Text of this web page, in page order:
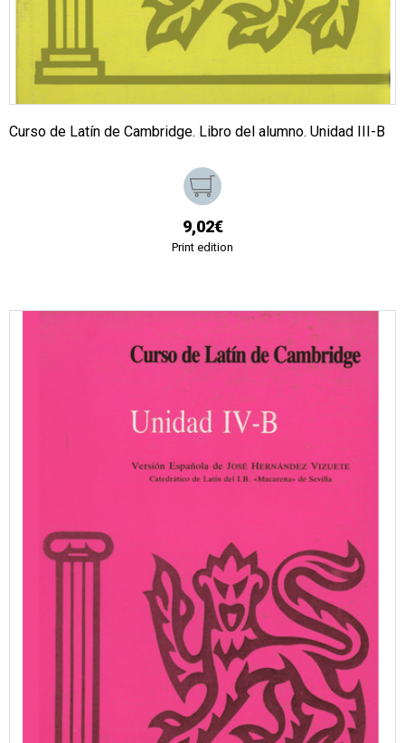
Curso de Latín de Cambridge. Libro del alumno. Unidad III-B
9,02€
Print edition